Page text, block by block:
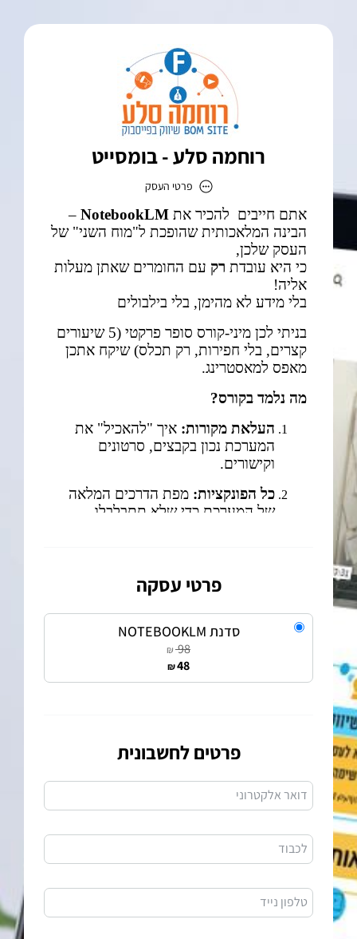
רוחמה סלע - בומסייט
פרטי העסק
רוחמה סלע - בומסייט
כתובת
bomsite4u@gmail.com
פרטי עסקה
סדנת NOTEBOOKLM
98
₪
48
₪
פרטים לחשבונית
דואר אלקטרוני
לכבוד
טלפון נייד